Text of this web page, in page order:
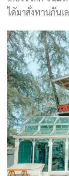
ได้มาสั่งทานกันเ